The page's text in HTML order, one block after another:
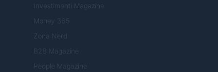
Investimenti Magazine
Money 365
Zona Nerd
B2B Magazine
People Magazine